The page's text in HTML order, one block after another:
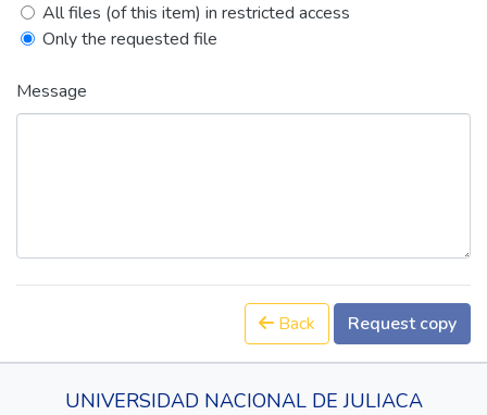
All files (of this item) in restricted access
Only the requested file
Message
Back Request copy
UNIVERSIDAD NACIONAL DE JULIACA